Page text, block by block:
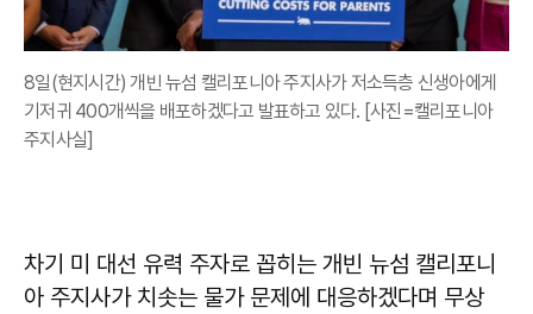
8일(현지시간) 개빈 뉴섬 캘리포니아 주지사가 저소득층 신생아에게
기저귀 400개씩을 배포하겠다고 발표하고 있다. [사진=캘리포니아
주지사실]
차기 미 대선 유력 주자로 꼽히는 개빈 뉴섬 캘리포니
아 주지사가 치솟는 물가 문제에 대응하겠다며 무상